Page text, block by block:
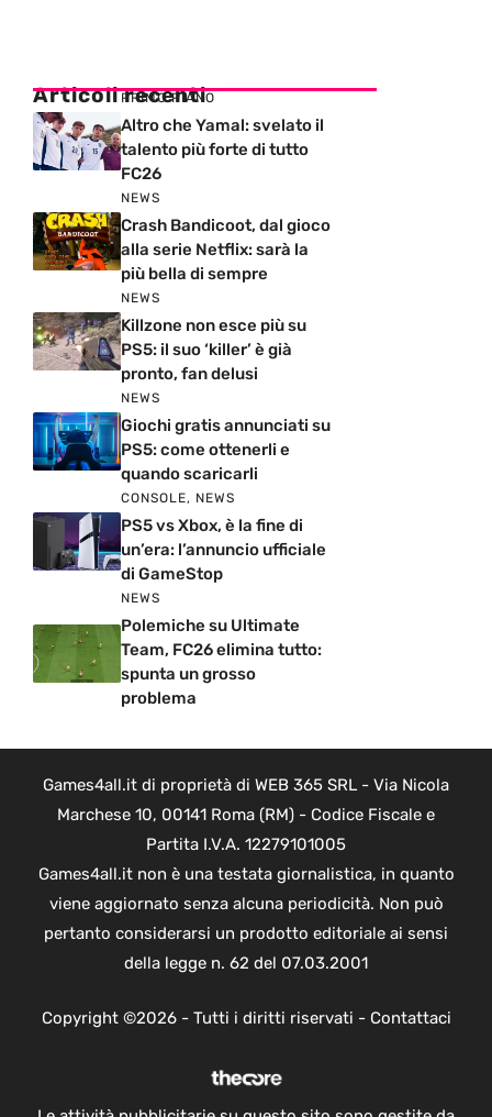
Articoli recenti
PRIMO PIANO
Altro che Yamal: svelato il
talento più forte di tutto
FC26
NEWS
Crash Bandicoot, dal gioco
alla serie Netflix: sarà la
più bella di sempre
NEWS
Killzone non esce più su
PS5: il suo ‘killer’ è già
pronto, fan delusi
NEWS
Giochi gratis annunciati su
PS5: come ottenerli e
quando scaricarli
CONSOLE, NEWS
PS5 vs Xbox, è la fine di
un’era: l’annuncio ufficiale
di GameStop
NEWS
Polemiche su Ultimate
Team, FC26 elimina tutto:
spunta un grosso
problema
Games4all.it di proprietà di WEB 365 SRL - Via Nicola
Marchese 10, 00141 Roma (RM) - Codice Fiscale e
Partita I.V.A. 12279101005
Games4all.it non è una testata giornalistica, in quanto
viene aggiornato senza alcuna periodicità. Non può
pertanto considerarsi un prodotto editoriale ai sensi
della legge n. 62 del 07.03.2001
Copyright ©2026 - Tutti i diritti riservati - Contattaci